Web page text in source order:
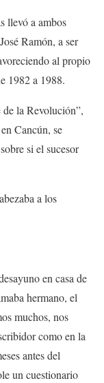
llevó a ambos
Ramón, a ser
al propio
1982 a 1988.
la Revolución”,
Cancún, se
si el sucesor
a los
en casa de
hermano, el
muchos, nos
como en la
antes del
un cuestionario